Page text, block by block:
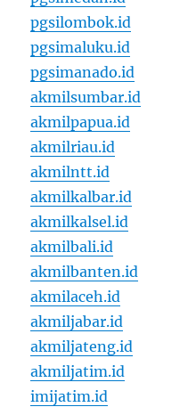
pgsilombok.id
pgsimaluku.id
pgsimanado.id
akmilsumbar.id
akmilpapua.id
akmilriau.id
akmilntt.id
akmilkalbar.id
akmilkalsel.id
akmilbali.id
akmilbanten.id
akmilaceh.id
akmiljabar.id
akmiljateng.id
akmiljatim.id
imijatim.id